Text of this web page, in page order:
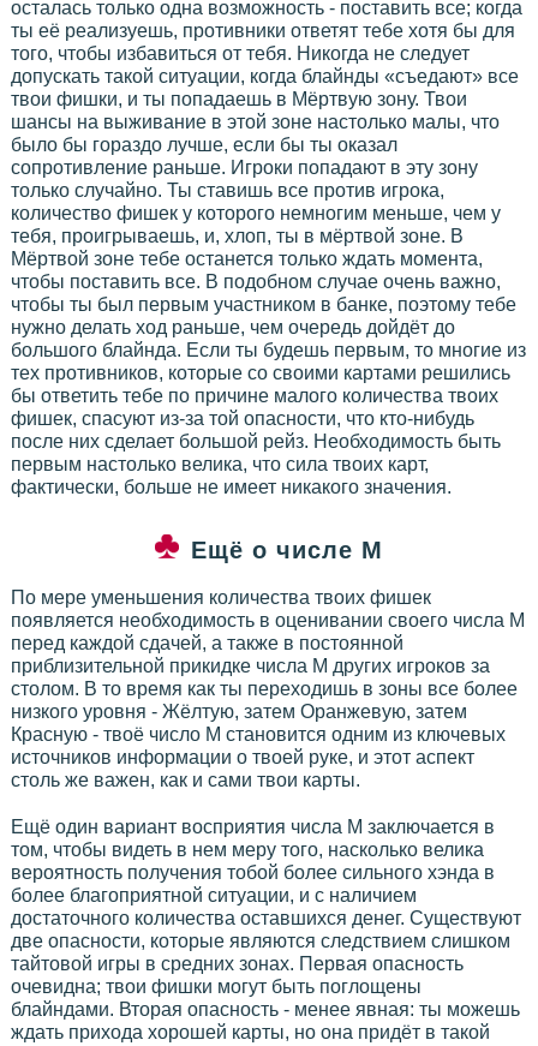
осталась только одна возможность - поставить все; когда
ты её реализуешь, противники ответят тебе хотя бы для
того, чтобы избавиться от тебя. Никогда не следует
допускать такой ситуации, когда блайнды «съедают» все
твои фишки, и ты попадаешь в Мёртвую зону. Твои
шансы на выживание в этой зоне настолько малы, что
было бы гораздо лучше, если бы ты оказал
сопротивление раньше. Игроки попадают в эту зону
только случайно. Ты ставишь все против игрока,
количество фишек у которого немногим меньше, чем у
тебя, проигрываешь, и, хлоп, ты в мёртвой зоне. В
Мёртвой зоне тебе останется только ждать момента,
чтобы поставить все. В подобном случае очень важно,
чтобы ты был первым участником в банке, поэтому тебе
нужно делать ход раньше, чем очередь дойдёт до
большого блайнда. Если ты будешь первым, то многие из
тех противников, которые со своими картами решились
бы ответить тебе по причине малого количества твоих
фишек, спасуют из-за той опасности, что кто-нибудь
после них сделает большой рейз. Необходимость быть
первым настолько велика, что сила твоих карт,
фактически, больше не имеет никакого значения.
Ещё о числе М
По мере уменьшения количества твоих фишек
появляется необходимость в оценивании своего числа М
перед каждой сдачей, а также в постоянной
приблизительной прикидке числа М других игроков за
столом. В то время как ты переходишь в зоны все более
низкого уровня - Жёлтую, затем Оранжевую, затем
Красную - твоё число М становится одним из ключевых
источников информации о твоей руке, и этот аспект
столь же важен, как и сами твои карты.
Ещё один вариант восприятия числа М заключается в
том, чтобы видеть в нем меру того, насколько велика
вероятность получения тобой более сильного хэнда в
более благоприятной ситуации, и с наличием
достаточного количества оставшихся денег. Существуют
две опасности, которые являются следствием слишком
тайтовой игры в средних зонах. Первая опасность
очевидна; твои фишки могут быть поглощены
блайндами. Вторая опасность - менее явная: ты можешь
ждать прихода хорошей карты, но она придёт в такой